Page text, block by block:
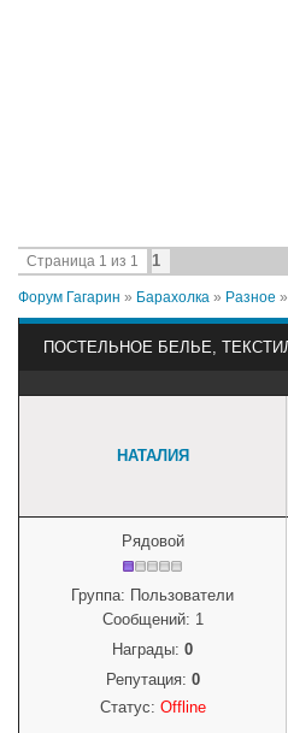
Страница 1 из 1 1
Форум Гагарин » Барахолка » Разное »
ПОСТЕЛЬНОЕ БЕЛЬЕ,
НАТАЛИЯ
Рядовой
Группа: Пользователи
Сообщений: 1
Награды: 0
Репутация: 0
Статус: Offline